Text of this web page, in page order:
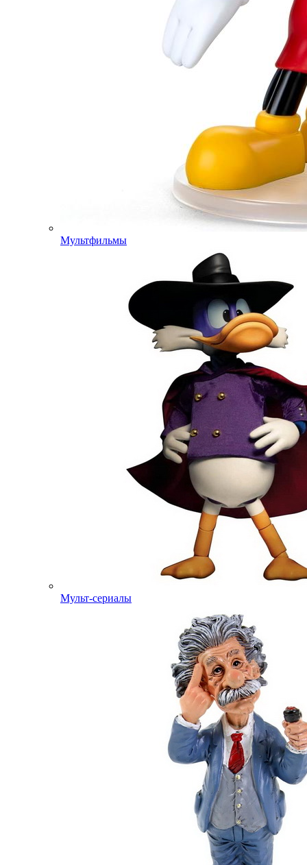
Мультфильмы
Мульт-сериалы